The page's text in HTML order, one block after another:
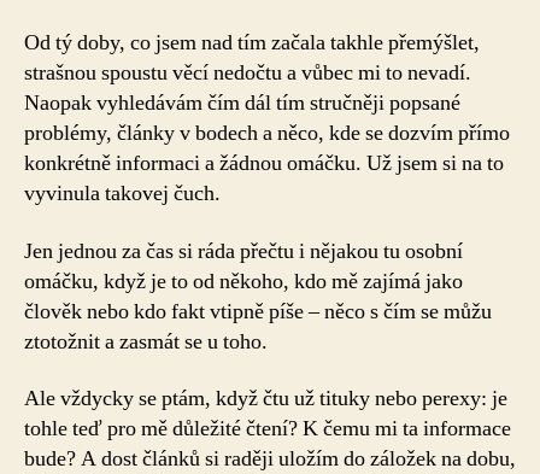
Od tý doby, co jsem nad tím začala takhle přemýšlet,
strašnou spoustu věcí nedočtu a vůbec mi to nevadí.
Naopak vyhledávám čím dál tím stručněji popsané
problémy, články v bodech a něco, kde se dozvím přímo
konkrétně informaci a žádnou omáčku. Už jsem si na to
vyvinula takovej čuch.
Jen jednou za čas si ráda přečtu i nějakou tu osobní
omáčku, když je to od někoho, kdo mě zajímá jako
člověk nebo kdo fakt vtipně píše – něco s čím se můžu
ztotožnit a zasmát se u toho.
Ale vždycky se ptám, když čtu už tituky nebo perexy: je
tohle teď pro mě důležité čtení? K čemu mi ta informace
bude? A dost článků si raději uložím do záložek na dobu,